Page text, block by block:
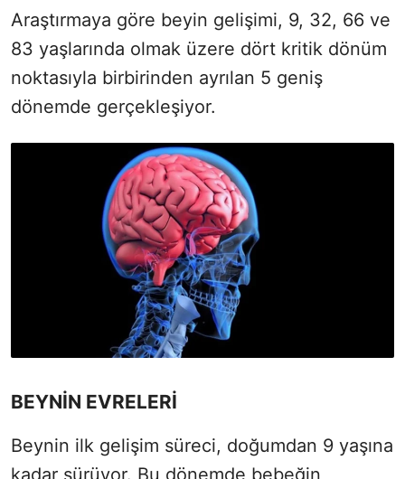
Araştırmaya göre beyin gelişimi, 9, 32, 66 ve
83 yaşlarında olmak üzere dört kritik dönüm
noktasıyla birbirinden ayrılan 5 geniş
dönemde gerçekleşiyor.
BEYNİN EVRELERİ
Beynin ilk gelişim süreci, doğumdan 9 yaşına